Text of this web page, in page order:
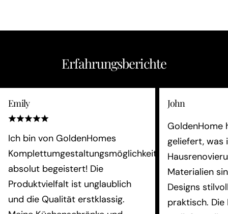
Erfahrungsberichte
Emily
Ich bin von GoldenHomes
Komplettumgestaltungsmöglichkeiten
absolut begeistert! Die
Produktvielfalt ist unglaublich
und die Qualität erstklassig.
John
GoldenHome
geliefert, was
Materialien
Designs
praktisch. Die